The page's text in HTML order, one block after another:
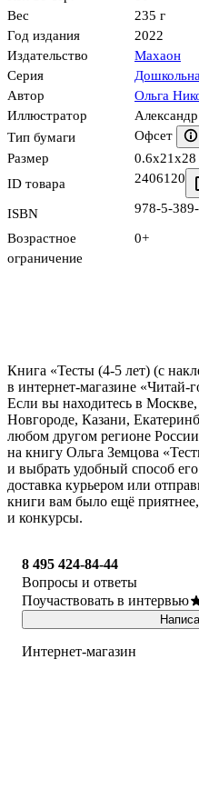
Вес
235 г
Год издания
2022
Издательство
Махаон
Серия
Автор
Ольга
Иллюстратор
Тип бумаги
Офсет
Размер
0.6x21x28
ID товара
2406120
ISBN 978-5-
Возрастное
ограничение
0+
Книга «Тесты (4-5 лет) (с
в интернет-магазине «Читай-
Если вы находитесь в
Новгороде, Казани,
любом другом регионе
на книгу Ольга Земцова
и выбрать удобный способ
доставка курьером или
книги вам было ещё
и конкурсы.
8 495 424-84-44
Вопросы и ответы
Поучаствовать в интервью
Интернет-магазин